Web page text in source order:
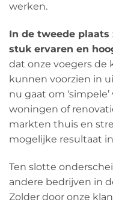
werken.
In de tweede
stuk ervaren en
dat onze voegers de
kunnen voorzien in
nu gaat om
woningen of
markten thuis en
mogelijke resultaat
Ten slotte
andere bedrijven in
Zolder door onze